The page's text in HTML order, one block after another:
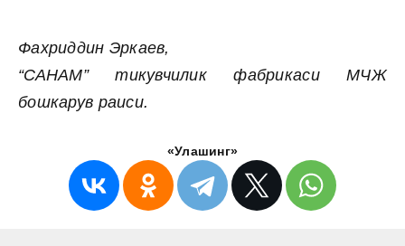
Фахриддин Эркаев,
“САНАМ” тикувчилик фабрикаси МЧЖ
бошкарув раиси.
«Улашинг»